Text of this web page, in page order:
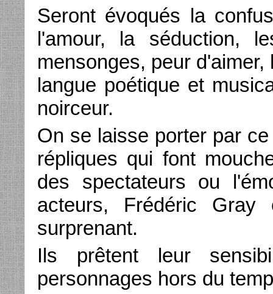
Seront évoqués la
l'amour, la séduction,
mensonges, peur
langue poétique et
noirceur.
On se laisse porter par
répliques qui font
des spectateurs ou
acteurs, Frédéric
surprenant.
Ils prêtent leur
personnages hors du